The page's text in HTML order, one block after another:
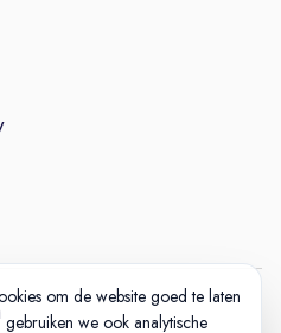
om de website goed te laten
we ook analytische